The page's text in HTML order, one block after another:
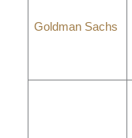
Goldman Sachs